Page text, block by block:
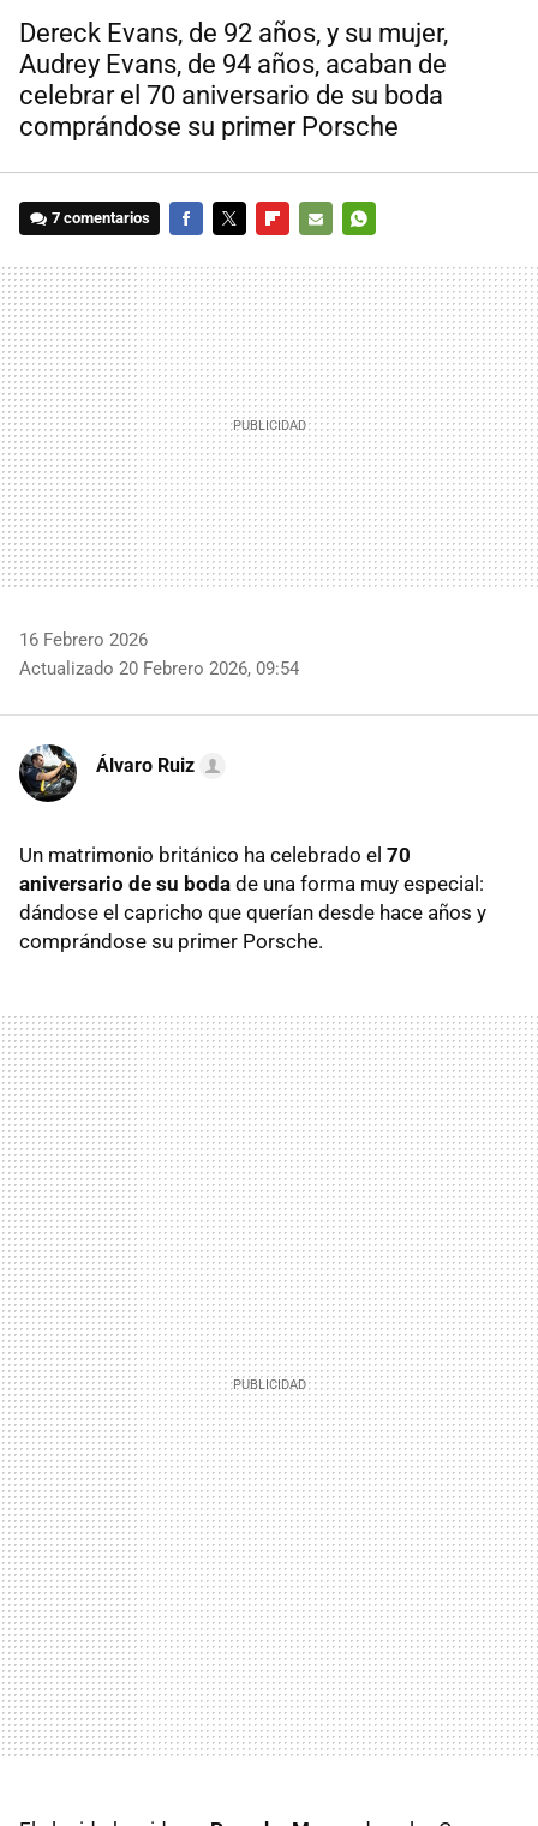
Dereck Evans, de 92 años, y su mujer,
Audrey Evans, de 94 años, acaban de
celebrar el 70 aniversario de su boda
comprándose su primer Porsche
7 comentarios
MAIL
16 Febrero 2026
Actualizado 20 Febrero 2026, 09:54
Álvaro Ruiz
Un matrimonio británico ha celebrado el 70
aniversario de su boda de una forma muy especial:
dándose el capricho que querían desde hace años y
comprándose su primer Porsche.